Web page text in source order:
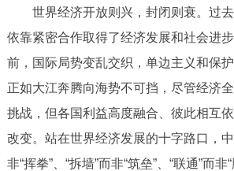
参与调查 在线访谈
走进北京
北京概况 十六区概览
绿色北京 图说北京
世界经济开放则兴，封闭则衰。过去
依靠紧密合作取得了经济发展和社会进
前，国际局势变乱交织，单边主义和保
正如大江奔腾向海势不可挡，尽管经济
挑战，但各国利益高度融合、彼此相互
改变。站在世界经济发展的十字路口，
非“挥拳”、“拆墙”而非“筑垒”、“联通”而